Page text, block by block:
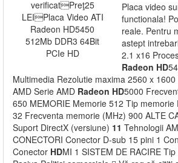
Placa video
functionala!
reale. Pentru
astept
2.1 x16
Radeon HD
Multimedia Rezolutie maxima 2560 x
AMD Serie AMD Radeon HD5000
650 MEMORIE Memorie 512 Tip memorie
32 Frecventa memorie (MHz) 900 ALTE
Suport DirectX (versiune) 11 Tehnologii
CONECTORI Conector D-sub 15 pini 1
Conector HDMI 1 SISTEM DE RACIRE